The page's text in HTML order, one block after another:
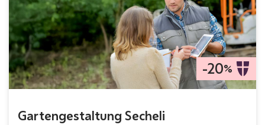
Gartengestaltung Secheli
-20%